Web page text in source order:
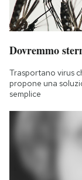
Dovremmo
Trasportano virus
propone una
semplice